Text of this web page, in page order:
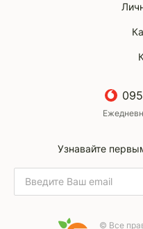
Узнавайте
© Все